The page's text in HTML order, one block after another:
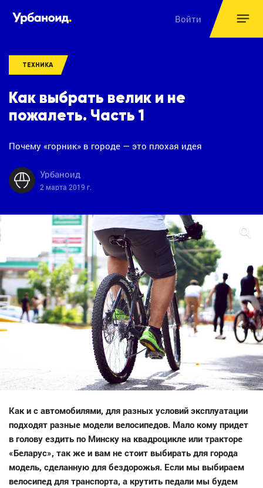
Войти
ТЕХНИКА
Как выбрать велик и не
пожалеть. Часть 1
Почему «горник» в городе — это плохая идея
Урбаноид
2 марта 2019 г.
Как и с автомобилями, для разных условий эксплуатации
подходят разные модели велосипедов. Мало кому придет
в голову ездить по Минску на квадроцикле или тракторе
«Беларус», так же и вам не стоит выбирать для города
модель, сделанную для бездорожья. Если мы выбираем
велосипед для транспорта, а крутить педали мы будем